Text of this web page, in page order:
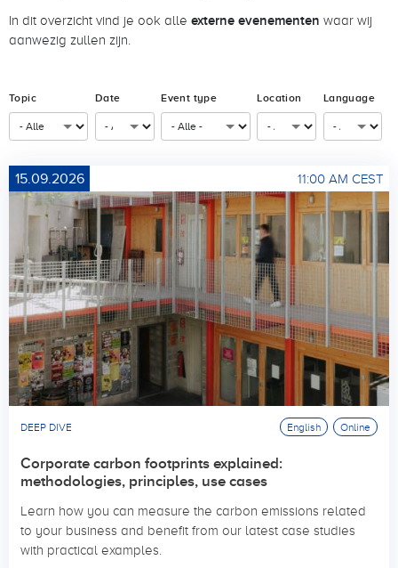
In dit overzicht vind je ook alle externe evenementen waar wij
aanwezig zullen zijn.
Topic Date Event type Location Language
15.09.2026 11:00 AM CEST
DEEP DIVE English Online
Corporate carbon footprints explained:
methodologies, principles, use cases
Learn how you can measure the carbon emissions related
to your business and benefit from our latest case studies
with practical examples.